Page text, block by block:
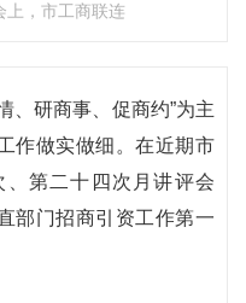
上，市工商联连
、研商事、促商约”为主
作做实做细。在近期市
第二十四次月讲评会
部门招商引资工作第一